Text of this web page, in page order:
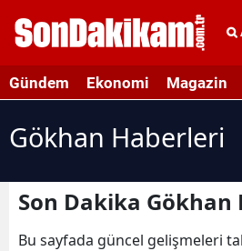
Gündem Ekonomi Magazin
Gökhan Haberleri
Son Dakika Gökhan
Bu sayfada güncel gelişmeleri